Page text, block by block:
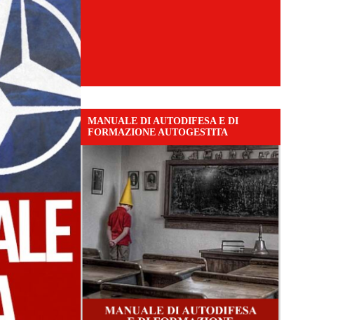
MANUALE DI AUTODIFESA E DI
FORMAZIONE AUTOGESTITA